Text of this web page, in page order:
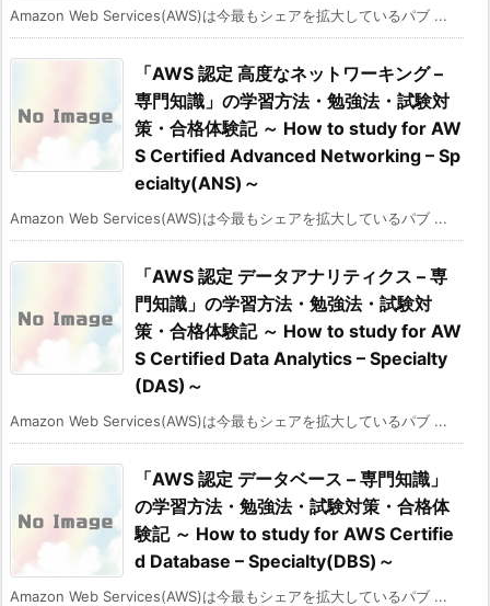
Amazon Web Services(AWS)は今最もシェアを拡大しているパブ ...
「AWS 認定 高度なネットワーキング –
専門知識」の学習方法・勉強法・試験対
策・合格体験記 ～ How to study for AW
S Certified Advanced Networking – Sp
ecialty(ANS)～
Amazon Web Services(AWS)は今最もシェアを拡大しているパブ ...
「AWS 認定 データアナリティクス – 専
門知識」の学習方法・勉強法・試験対
策・合格体験記 ～ How to study for AW
S Certified Data Analytics – Specialty
(DAS)～
Amazon Web Services(AWS)は今最もシェアを拡大しているパブ ...
「AWS 認定 データベース – 専門知識」
の学習方法・勉強法・試験対策・合格体
験記 ～ How to study for AWS Certifie
d Database – Specialty(DBS)～
Amazon Web Services(AWS)は今最もシェアを拡大しているパブ ...